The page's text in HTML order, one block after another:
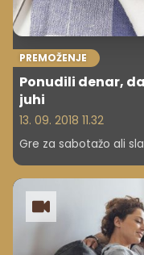
PREMOŽENJE
Ponudili denar,
juhi
13. 09. 2018 11.32
Gre za sabotažo ali